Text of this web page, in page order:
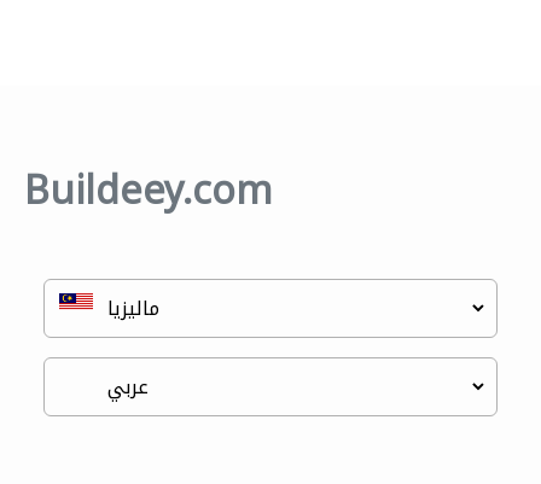
Buildeey.com